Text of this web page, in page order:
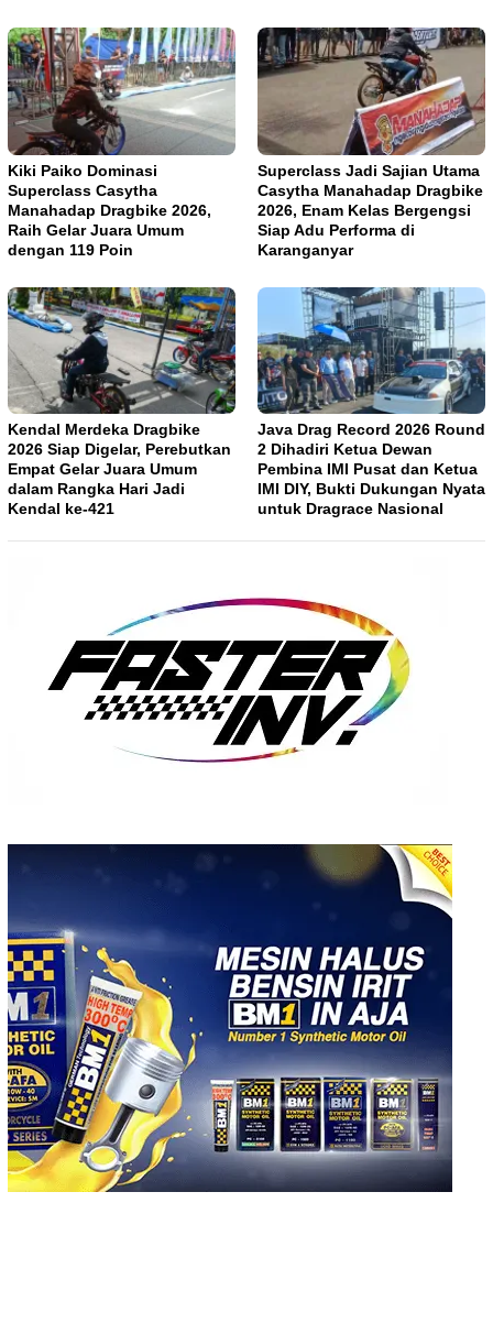
Kiki Paiko Dominasi
Superclass Casytha
Manahadap Dragbike 2026,
Raih Gelar Juara Umum
dengan 119 Poin
Superclass Jadi Sajian Utama
Casytha Manahadap Dragbike
2026, Enam Kelas Bergengsi
Siap Adu Performa di
Karanganyar
Kendal Merdeka Dragbike
2026 Siap Digelar, Perebutkan
Empat Gelar Juara Umum
dalam Rangka Hari Jadi
Kendal ke-421
Java Drag Record 2026 Round
2 Dihadiri Ketua Dewan
Pembina IMI Pusat dan Ketua
IMI DIY, Bukti Dukungan Nyata
untuk Dragrace Nasional